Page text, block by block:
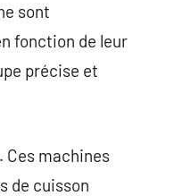
sont
fonction de leur
précise et
Ces machines
de cuisson